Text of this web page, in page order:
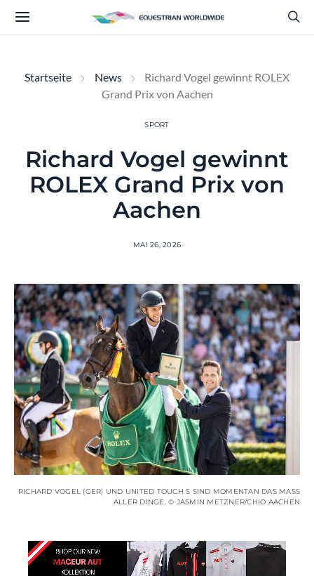
Startseite News
Richard Vogel gewinnt ROLEX
Grand Prix von Aachen
SPORT
Richard Vogel gewinnt
ROLEX Grand Prix von
Aachen
MAI 26, 2026
RICHARD VOGEL (GER) UND UNITED TOUCH S SIND MOMENTAN DAS MASS A
LLER DINGE. © JASMIN METZNER/CHIO AACHEN